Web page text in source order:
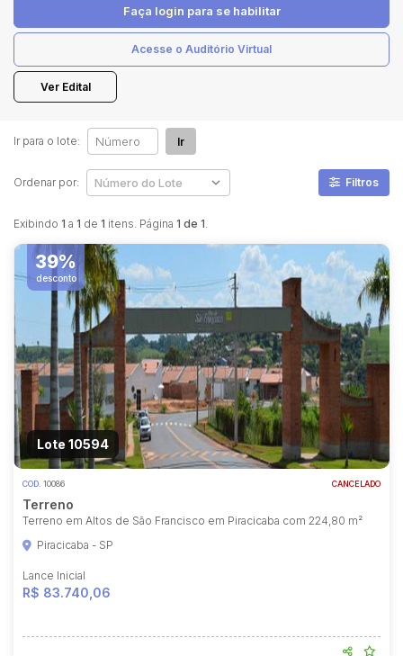
Faça login para se habilitar
Acesse o Auditório Virtual
Ver Edital
Habilite-se para efetuar lances ou
Exibindo 1 a 1 de 1 itens. Página 1 de 1.
Ir para o lote: Ir
Ordenar por: Filtros
39%
desconto
Lote 10594
COD. 10086 CANCELADO
Terreno
Terreno em Altos de São Francisco em Piracicaba com 224,80 m²
Piracicaba - SP
Lance Inicial
R$ 83.740,06